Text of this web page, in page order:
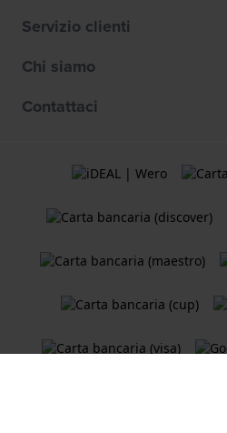
Servizio clienti
Chi siamo
Contattaci